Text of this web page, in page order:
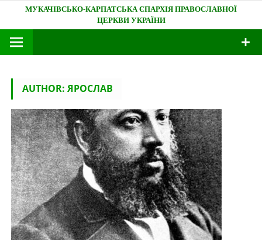
content
Мукачівсько-Карпатська єпархія
AUTHOR: ЯРОСЛАВ